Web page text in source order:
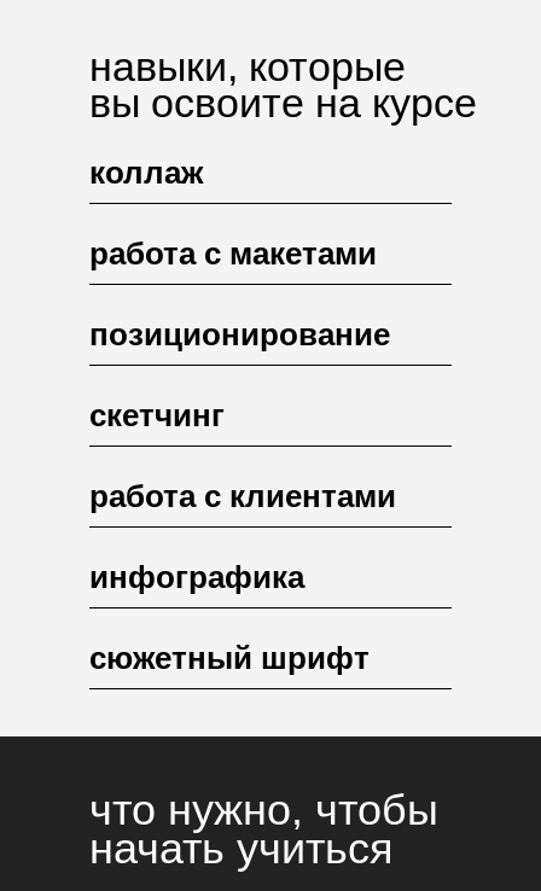
навыки, которые
вы освоите на курсе
коллаж
работа с макетами
позиционирование
скетчинг
работа с клиентами
инфографика
сюжетный шрифт
что нужно, чтобы
начать учиться